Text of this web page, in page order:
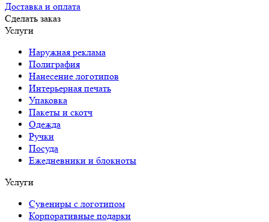
Доставка и оплата
Сделать заказ
Услуги
Наружная реклама
Полиграфия
Нанесение логотипов
Интерьерная печать
Упаковка
Пакеты и скотч
Одежда
Ручки
Посуда
Ежедневники и блокноты
Услуги
Сувениры с логотипом
Корпоративные подарки